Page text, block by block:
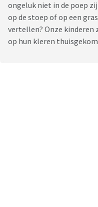
ongeluk niet in de poep
op de stoep of op een
vertellen? Onze kinderen
op hun kleren